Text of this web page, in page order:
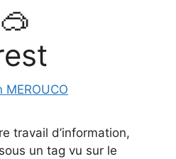
MEROUCO
travail d’information,
un tag vu sur le